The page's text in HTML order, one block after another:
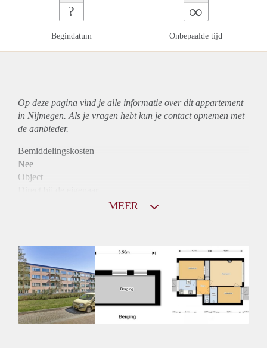
?
Begindatum
∞
Onbepaalde tijd
Op deze pagina vind je alle informatie over ditappartement
in Nijmegen. Als je vragen hebt kun je contact opnemen met
de aanbieder.
Bemiddelingskosten
Nee
Object
Huurtoeslag
Niet mogelijk
Inkomen eis
2,9 X Maandhuur Bruto
Huurtermijn
Onbepaalde termijn
MEER